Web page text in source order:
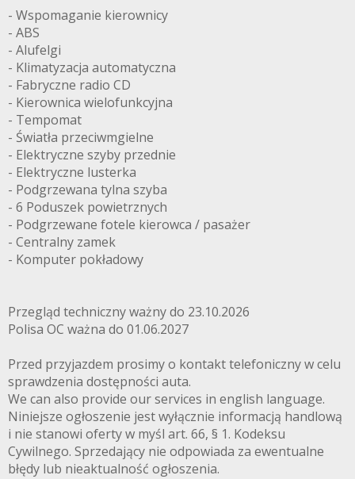
- Wspomaganie kierownicy
- ABS
- Alufelgi
- Klimatyzacja automatyczna
- Fabryczne radio CD
- Kierownica wielofunkcyjna
- Tempomat
- Światła przeciwmgielne
- Elektryczne szyby przednie
- Elektryczne lusterka
- Podgrzewana tylna szyba
- 6 Poduszek powietrznych
- Podgrzewane fotele kierowca / pasażer
- Centralny zamek
- Komputer pokładowy
Przegląd techniczny ważny do 23.10.2026
Polisa OC ważna do 01.06.2027
Przed przyjazdem prosimy o kontakt telefoniczny w celu
sprawdzenia dostępności auta.
We can also provide our services in english language.
Niniejsze ogłoszenie jest wyłącznie informacją handlową
i nie stanowi oferty w myśl art. 66, § 1. Kodeksu
Cywilnego. Sprzedający nie odpowiada za ewentualne
błędy lub nieaktualność ogłoszenia.